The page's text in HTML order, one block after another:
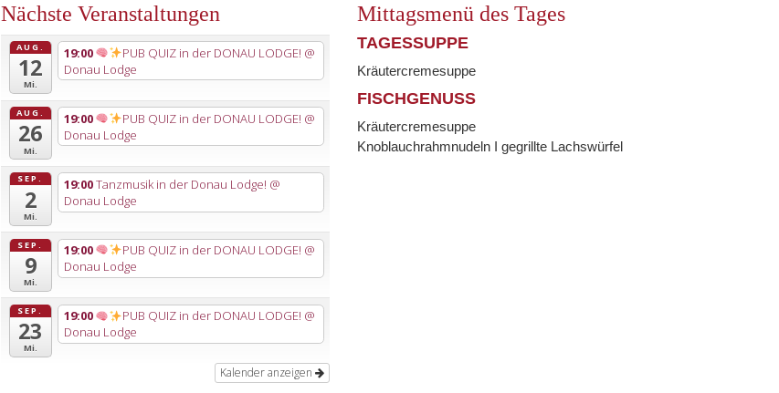
Nächste Veranstaltungen
AUG.
12
Mi.
19:00 PUB QUIZ in der DONAU LODGE! @
Donau Lodge
AUG.
26
Mi.
19:00 PUB QUIZ in der DONAU LODGE! @
Donau Lodge
SEP.
2
Mi.
19:00Tanzmusik in der Donau Lodge! @
Donau Lodge
SEP.
9
Mi.
19:00 PUB QUIZ in der DONAU LODGE! @
Donau Lodge
SEP.
23
Mi.
19:00 PUB QUIZ in der DONAU LODGE! @
Donau Lodge
Kalender anzeigen
Mittagsmenü des Tages
TAGESSUPPE
Kräutercremesuppe
FISCHGENUSS
Kräutercremesuppe
Knoblauchrahmnudeln I gegrillte Lachswürfel